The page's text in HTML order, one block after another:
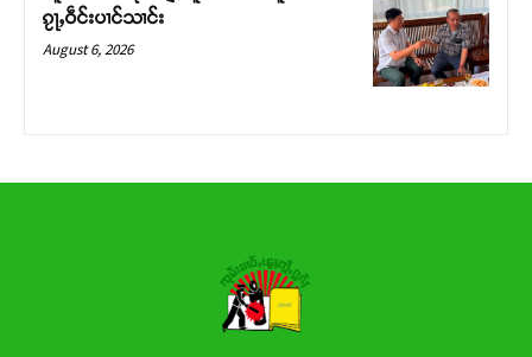
ၵႂႃႇဝဵင်းပၢင်သၢင်း
August 6, 2026